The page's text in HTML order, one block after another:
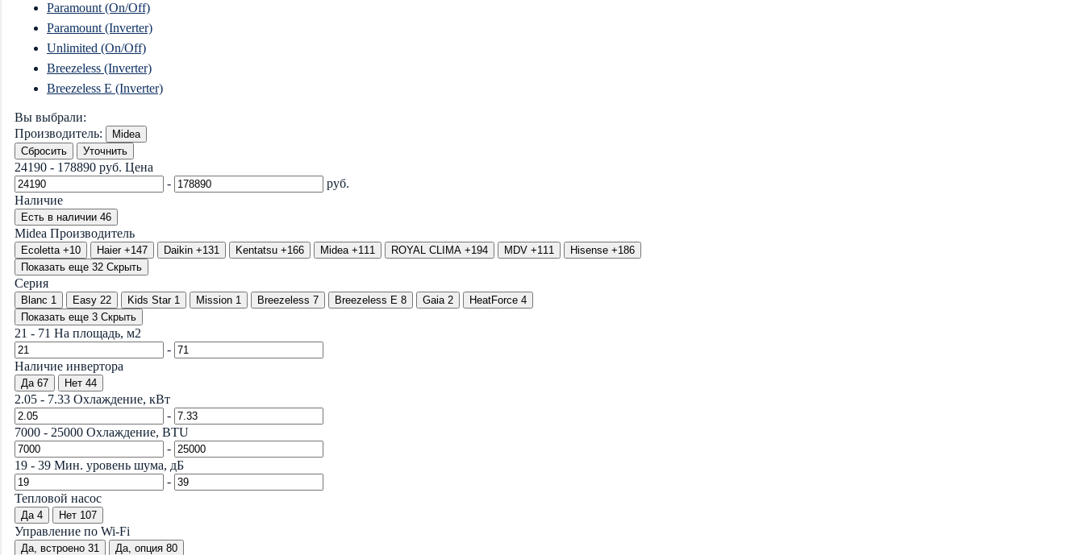
Paramount (On/Off)
Paramount (Inverter)
Unlimited (On/Off)
Breezeless (Inverter)
Breezeless E (Inverter)
Вы выбрали:
Производитель:
Midea
Сбросить
Уточнить
24190 - 178890 руб. Цена
-
руб.
Наличие
Есть в наличии 46
Midea Производитель
Ecoletta +10 Haier +147 Daikin +131 Kentatsu +166 Midea +111 ROYAL CLIMA +194 MDV +111 Hisense +186
Показать еще 32 Скрыть
Серия
Blanc 1 Easy 22 Kids Star 1 Mission 1 Breezeless 7 Breezeless E 8 Gaia 2 HeatForce 4
Показать еще 3 Скрыть
21 - 71 На площадь, м2
-
Наличие инвертора
Да 67 Нет 44
2.05 - 7.33 Охлаждение, кВт
-
7000 - 25000 Охлаждение, BTU
-
19 - 39 Мин. уровень шума, дБ
-
Тепловой насос
Да 4 Нет 107
Управление по Wi-Fi
Да, встроено 31 Да, опция 80